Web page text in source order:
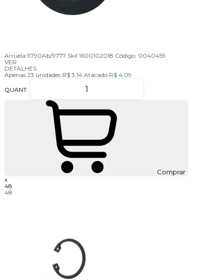
Arruela 9790Ab/9777 Skil 1600102018 Código: 0040459
VER
DETALHES
Apenas 23 unidades R$ 3,14 Atacado R$ 4,09
QUANT:
Comprar
x
48
48